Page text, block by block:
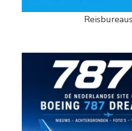
Reisbureaus